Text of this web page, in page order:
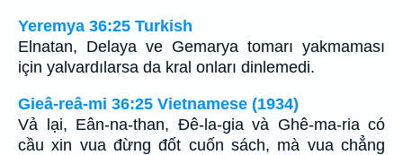
Yeremya 36:25 Turkish
Elnatan, Delaya ve Gemarya tomarı yakmaması
için yalvardılarsa da kral onları dinlemedi.
Gieâ-reâ-mi 36:25 Vietnamese (1934)
Vả lại, Eân-na-than, Ðê-la-gia và Ghê-ma-ria có
cầu xin vua đừng đốt cuốn sách, mà vua chẳng